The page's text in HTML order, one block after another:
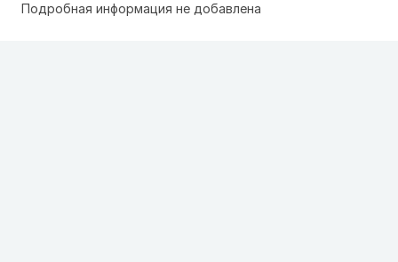
Подробная информация не добавлена